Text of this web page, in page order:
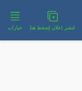
لنشر إعلان إضغط هنا خيارات